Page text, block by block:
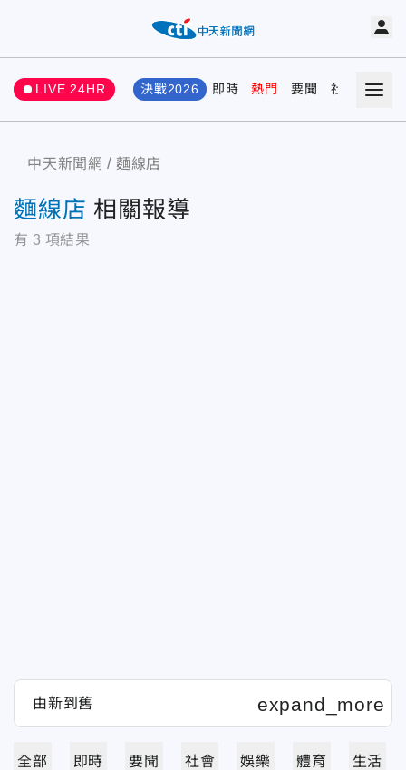
LIVE 24HR 決戰2026 即時 熱門 要聞 社會 娛樂
中天新聞網 麵線店
麵線店 相關報導
有 3 項結果
全部 即時 要聞 社會 娛樂 體育 生活